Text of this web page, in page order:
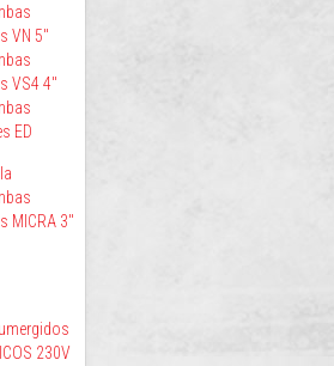
VN 5"
VS4 4"
ED
MICRA 3"
230V